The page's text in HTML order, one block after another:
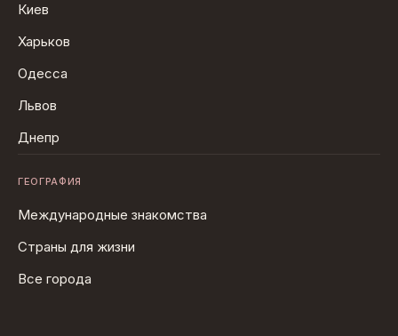
Киев
Харьков
Одесса
Львов
Днепр
ГЕОГРАФИЯ
Международные знакомства
Страны для жизни
Все города